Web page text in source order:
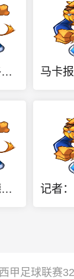
马卡：若皇马最终未能签下罗德里，弗洛伦蒂诺必须向外界解释
记者：皇马为罗德里开出丰厚报价，球员深表感激但选择了其他邀约